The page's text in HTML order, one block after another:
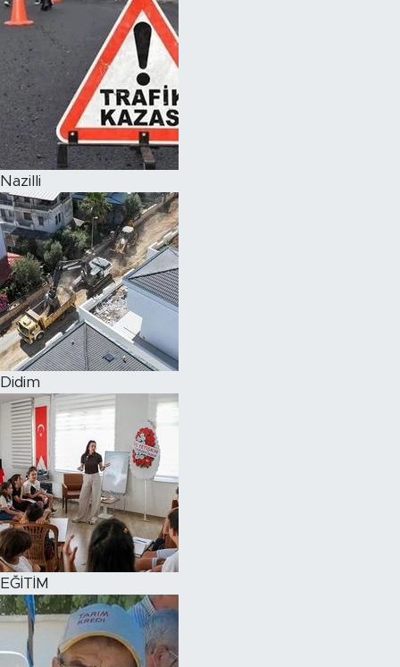
Nazilli
Didim
EĞİTİM